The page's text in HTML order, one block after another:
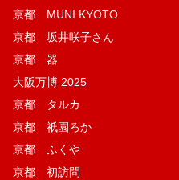
京都 MUNI KYOTO
京都 坂井咲子さん
京都 器
大阪万博 2025
京都 タルカ
京都 祇園ろか
京都 ふくや
京都 初訪問